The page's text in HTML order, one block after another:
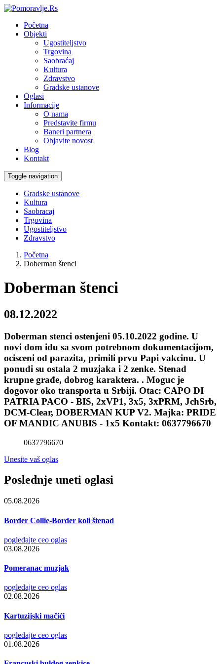
Početna
Objekti
Ugostiteljstvo
Trgovina
Saobraćaj
Kultura
Zdravstvo
Gradske ustanove
Oglasi
Informacije
O nama
Predstavite firmu
Baneri partnera
Objavite novost
Blog
Kontakt
Toggle navigation
Gradske ustanove
Kultura
Saobracaj
Trgovina
Ugostiteljstvo
Zdravstvo
Početna
Doberman štenci
Doberman štenci
08.12.2022
Doberman stenci ostenjeni 05.10.2022 godine. U
novi dom idu sa svom potrebnom dokumentacijom,
ocisceni od parazita, primili prvu Papi vakcinu. U
ponudi su ostala 2 muzjaka i 2 zenke. Stenad
krupne građe, dobrog karaktera. . Moguc je
dogovor oko transporta u Srbiji. Otac: CAPO DI
PATRIA PACO - BIS, 2xVP1, 3x5, 3xPRM, JchSrb,
DCM-Clear, DOBERMAN KUP V2. Majka: PRIDE
OF MANDIC ANUBIS - 1x5 Kontakt: 0637796670
0637796670
Unesite vaš oglas
Poslednje uneti oglasi
05.08.2026
Border Collie-Border koli štenad
pogledajte ceo oglas
03.08.2026
Pomeranac muzjak
pogledajte ceo oglas
02.08.2026
Kartuzijski mačići
pogledajte ceo oglas
01.08.2026